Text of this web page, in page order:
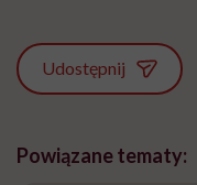
Udostępnij
Powiązane tematy: